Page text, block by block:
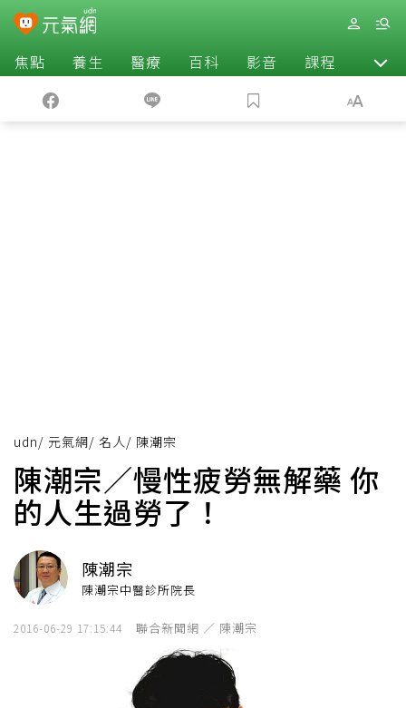
焦點 養生 醫療 百科 影音 課程 退休
udn/ 元氣網/ 名人/ 陳潮宗
陳潮宗／慢性疲勞無解藥 你
的人生過勞了！
陳潮宗
陳潮宗中醫診所院長
2016-06-29 17:15:44 聯合新聞網 ／ 陳潮宗